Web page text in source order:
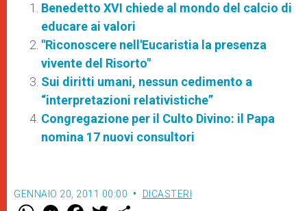
Benedetto XVI chiede al mondo del calcio di
educare ai valori
"Riconoscere nell'Eucaristia la presenza
vivente del Risorto"
Sui diritti umani, nessun cedimento a
“interpretazioni relativistiche”
Congregazione per il Culto Divino: il Papa
nomina 17 nuovi consultori
GENNAIO 20, 2011 00:00 DICASTERI
W M F